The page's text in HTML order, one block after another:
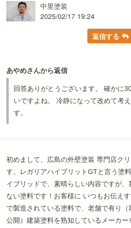
中里塗装
2025/02/17 19:24
返信する
あやめさんから返信
回答ありがとうございます。 確かに
いですよね。 冷静になって改めて考
す。
初めまして、広島の外壁塗装 専門店ク
す。レガリアハイブリットGTと言う塗
イブリッドで、素晴らしい内容ですが
ない塗料です！お客様に いつもお伝え
で製造されている塗料で、老舗で有り
公開）建築塗料を熟知しているメーカ